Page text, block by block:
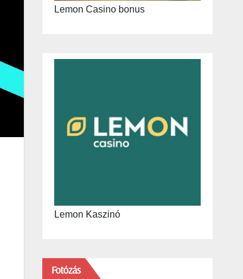
Lemon Casino bonus
Lemon Kaszinó
Fotózás